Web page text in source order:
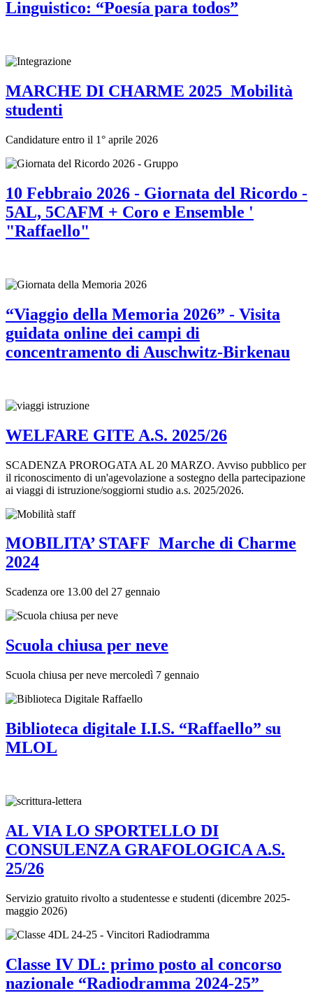
Linguistico: “Poesía para todos”
MARCHE DI CHARME 2025_Mobilità
studenti
Candidature entro il 1° aprile 2026
10 Febbraio 2026 - Giornata del Ricordo -
5AL, 5CAFM + Coro e Ensemble '
"Raffaello"
“Viaggio della Memoria 2026” - Visita
guidata online dei campi di
concentramento di Auschwitz-Birkenau
WELFARE GITE A.S. 2025/26
SCADENZA PROROGATA AL 20 MARZO. Avviso pubblico per
il riconoscimento di un'agevolazione a sostegno della partecipazione
ai viaggi di istruzione/soggiorni studio a.s. 2025/2026.
MOBILITA’ STAFF_Marche di Charme
2024
Scadenza ore 13.00 del 27 gennaio
Scuola chiusa per neve
Scuola chiusa per neve mercoledì 7 gennaio
Biblioteca digitale I.I.S. “Raffaello” su
MLOL
AL VIA LO SPORTELLO DI
CONSULENZA GRAFOLOGICA A.S.
25/26
Servizio gratuito rivolto a studentesse e studenti (dicembre 2025-
maggio 2026)
Classe IV DL: primo posto al concorso
nazionale “Radiodramma 2024-25”